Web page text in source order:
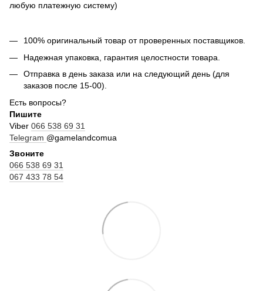
любую платежную систему)
100% оригинальный товар от проверенных поставщиков.
Надежная упаковка, гарантия целостности товара.
Отправка в день заказа или на следующий день (для
заказов после 15-00).
Есть вопросы?
Пишите
Viber 066 538 69 31
Telegram @gamelandcomua
Звоните
066 538 69 31
067 433 78 54